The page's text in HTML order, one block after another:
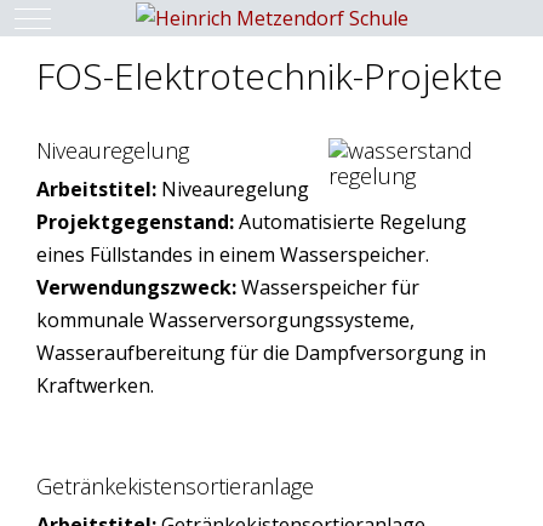
Mobile Menu Toggle
FOS-Elektrotechnik-Projekte
Niveauregelung
Arbeitstitel: Niveauregelung
Projektgegenstand:Automatisierte Regelung
eines Füllstandes in einem Wasserspeicher.
Verwendungszweck:Wasserspeicher für
kommunale Wasserversorgungssysteme,
Wasseraufbereitung für die Dampfversorgung in
Kraftwerken.
Getränkekistensortieranlage